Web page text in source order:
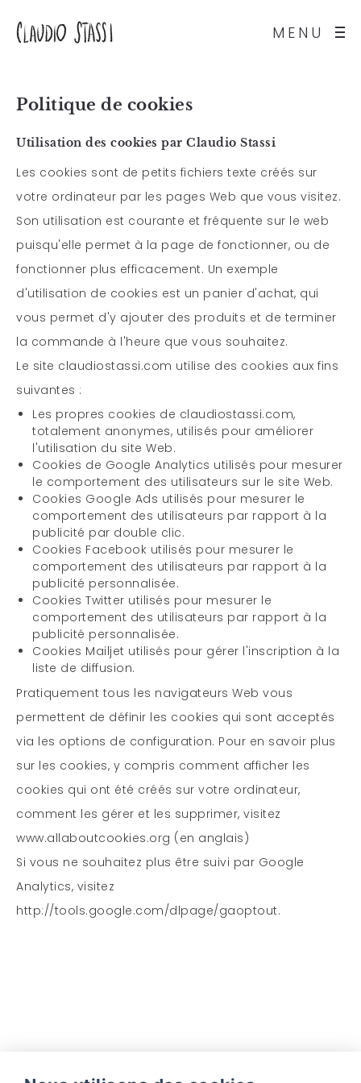
MENU
Politique de cookies
Utilisation des cookies par Claudio Stassi
Les cookies sont de petits fichiers texte créés sur
votre ordinateur par les pages Web que vous visitez.
Son utilisation est courante et fréquente sur le web
puisqu'elle permet à la page de fonctionner, ou de
fonctionner plus efficacement. Un exemple
d'utilisation de cookies est un panier d'achat, qui
vous permet d'y ajouter des produits et de terminer
la commande à l'heure que vous souhaitez.
Le site claudiostassi.com utilise des cookies aux fins
suivantes :
Les propres cookies de claudiostassi.com,
totalement anonymes, utilisés pour améliorer
l'utilisation du site Web.
Cookies de Google Analytics utilisés pour mesurer
le comportement des utilisateurs sur le site Web.
Cookies Google Ads utilisés pour mesurer le
comportement des utilisateurs par rapport à la
publicité par double clic.
Cookies Facebook utilisés pour mesurer le
comportement des utilisateurs par rapport à la
publicité personnalisée.
Cookies Twitter utilisés pour mesurer le
comportement des utilisateurs par rapport à la
publicité personnalisée.
Cookies Mailjet utilisés pour gérer l'inscription à la
liste de diffusion.
Pratiquement tous les navigateurs Web vous
permettent de définir les cookies qui sont acceptés
via les options de configuration. Pour en savoir plus
sur les cookies, y compris comment afficher les
cookies qui ont été créés sur votre ordinateur,
comment les gérer et les supprimer, visitez
www.allaboutcookies.org (en anglais)
Si vous ne souhaitez plus être suivi par Google
Analytics, visitez
http://tools.google.com/dlpage/gaoptout.